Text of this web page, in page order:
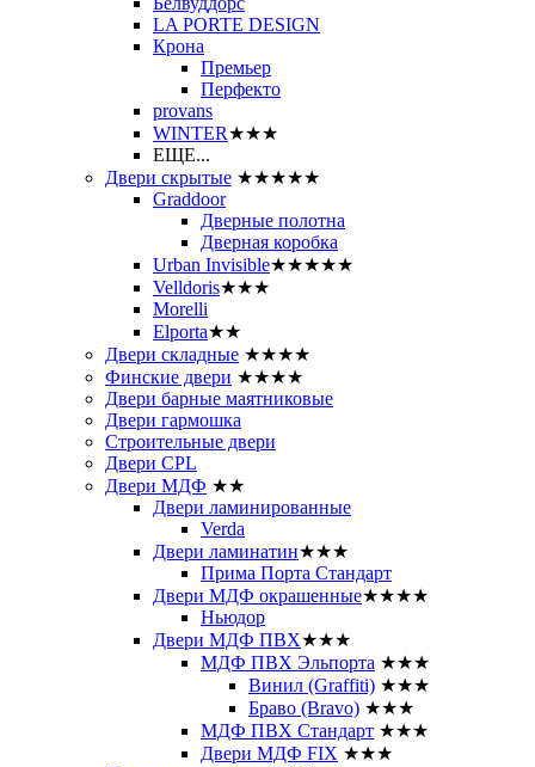
LA PORTE DESIGN
Крона
Премьер
Перфекто
provans
WINTER★★★
ЕЩЕ...
Двери скрытые ★★★★★
Graddoor
Дверные полотна
Дверная коробка
Urban Invisible★★★★★
Velldoris★★★
Morelli
Elporta★★
Двери складные ★★★★
Финские двери ★★★★
Двери барные маятниковые
Двери гармошка
Строительные двери
Двери CРL
Двери МДФ ★★
Двери ламинированные
Verda
Двери ламинатин★★★
Прима Порта Стандарт
Двери МДФ окрашенные★★★★
Ньюдор
Двери МДФ ПВХ★★★
МДФ ПВХ Эльпорта ★★★
Винил (Graffiti) ★★★
Браво (Bravo) ★★★
МДФ ПВХ Стандарт ★★★
Двери МДФ FIX ★★★